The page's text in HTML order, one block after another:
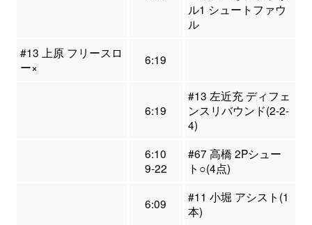
ル1 シュートファウ
ル
#13 上原 フリースロ
ー×
6:19
6:19
#13 左近充 ディフェ
ンスリバウンド(2-2-
4)
6:10
9-22
#67 高橋 2Pシュー
ト○(4点)
6:09
#11 小堀 アシスト(1
本)